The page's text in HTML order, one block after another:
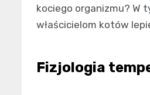
kociego organizmu? W
właścicielom kotów
Fizjologia